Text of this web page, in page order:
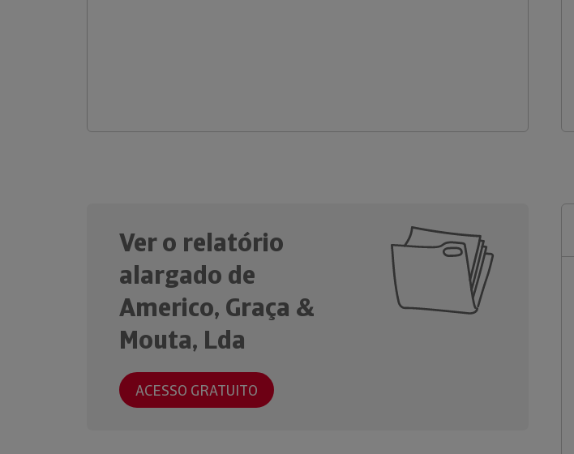
Ver o relatório
alargado de
Americo, Graça &
Mouta, Lda
ACESSO GRATUITO